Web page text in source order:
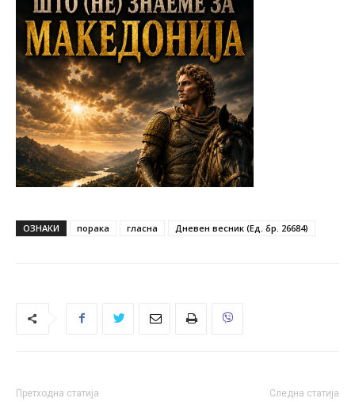
ОЗНАКИ порака гласна Дневен весник (Ед. бр. 26684)
Претходна статија Следна статија